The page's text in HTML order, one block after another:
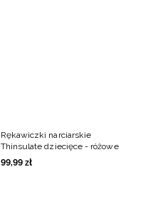
Rękawiczki narciarskie
Thinsulate dziecięce - różowe
99,99 zł